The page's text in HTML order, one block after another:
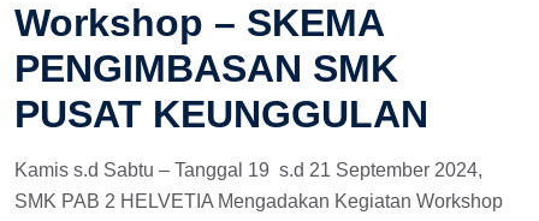
Workshop – SKEMA
PENGIMBASAN SMK
PUSAT KEUNGGULAN
Kamis s.d Sabtu – Tanggal 19 s.d 21 September 2024,
SMK PAB 2 HELVETIA Mengadakan Kegiatan Workshop